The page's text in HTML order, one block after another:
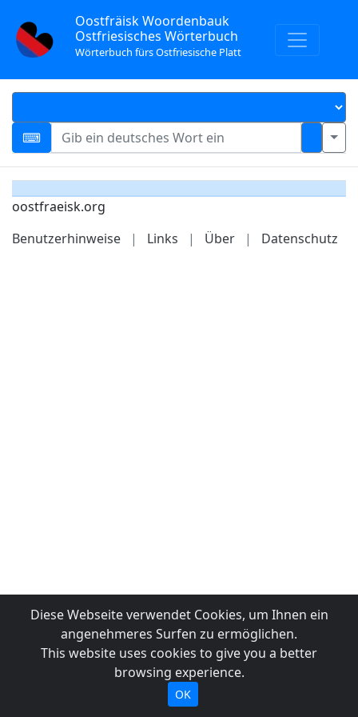
Oostfräisk Woordenbauk
Ostfriesisches Wörterbuch
Wörterbuch fürs Ostfriesische Platt
oostfraeisk.org
Benutzerhinweise
| Links | Über | Datenschutz
Diese Webseite verwendet Cookies, um Ihnen ein
angenehmeres Surfen zu ermöglichen.
This website uses cookies to give you a better
browsing experience.
OK